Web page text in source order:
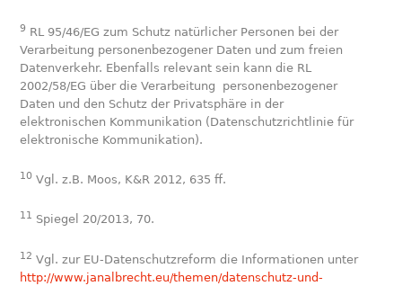
9 RL 95/46/EG zum Schutz natürlicher Personen bei der
Verarbeitung personenbezogener Daten und zum freien
Datenverkehr. Ebenfalls relevant sein kann die RL
2002/58/EG über die Verarbeitung personenbezogener
Daten und den Schutz der Privatsphäre in der
elektronischen Kommunikation (Datenschutzrichtlinie für
elektronische Kommunikation).
10 Vgl. z.B. Moos, K&R 2012, 635 ff.
11 Spiegel 20/2013, 70.
12 Vgl. zur EU-Datenschutzreform die Informationen unter
http://www.janalbrecht.eu/themen/datenschutz-und-